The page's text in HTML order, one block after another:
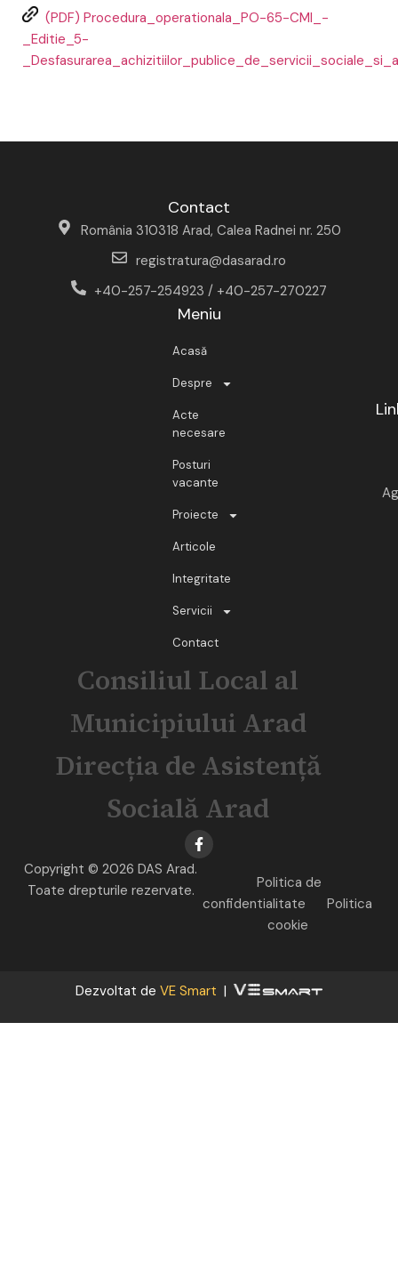
(PDF) Procedura_operationala_PO-65-CMI_-
_Editie_5-
Contact
România 310318 Arad, Calea Radnei nr. 250
registratura@dasarad.ro
+40-257-254923 / +40-257-270227
Meniu
Acasă
Despre
Acte
necesare
Posturi
vacante
Proiecte
Articole
Integritate
Servicii
Contact
Consiliul Local al
Municipiului Arad
Direcția de Asistență
Socială Arad
Copyright © 2026 DAS Arad.
Toate drepturile rezervate.
Politica de
confidentialitate
Politica
cookie
Dezvoltat de VE Smart |